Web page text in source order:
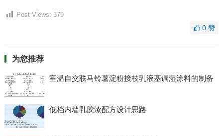
Post Views: 379
0赞
为您推荐
室温自交联马铃薯淀粉接枝乳液基调湿涂料的制备
低档内墙乳胶漆配方设计思路